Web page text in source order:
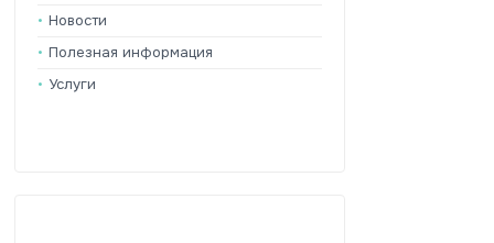
Новости
Полезная информация
Услуги